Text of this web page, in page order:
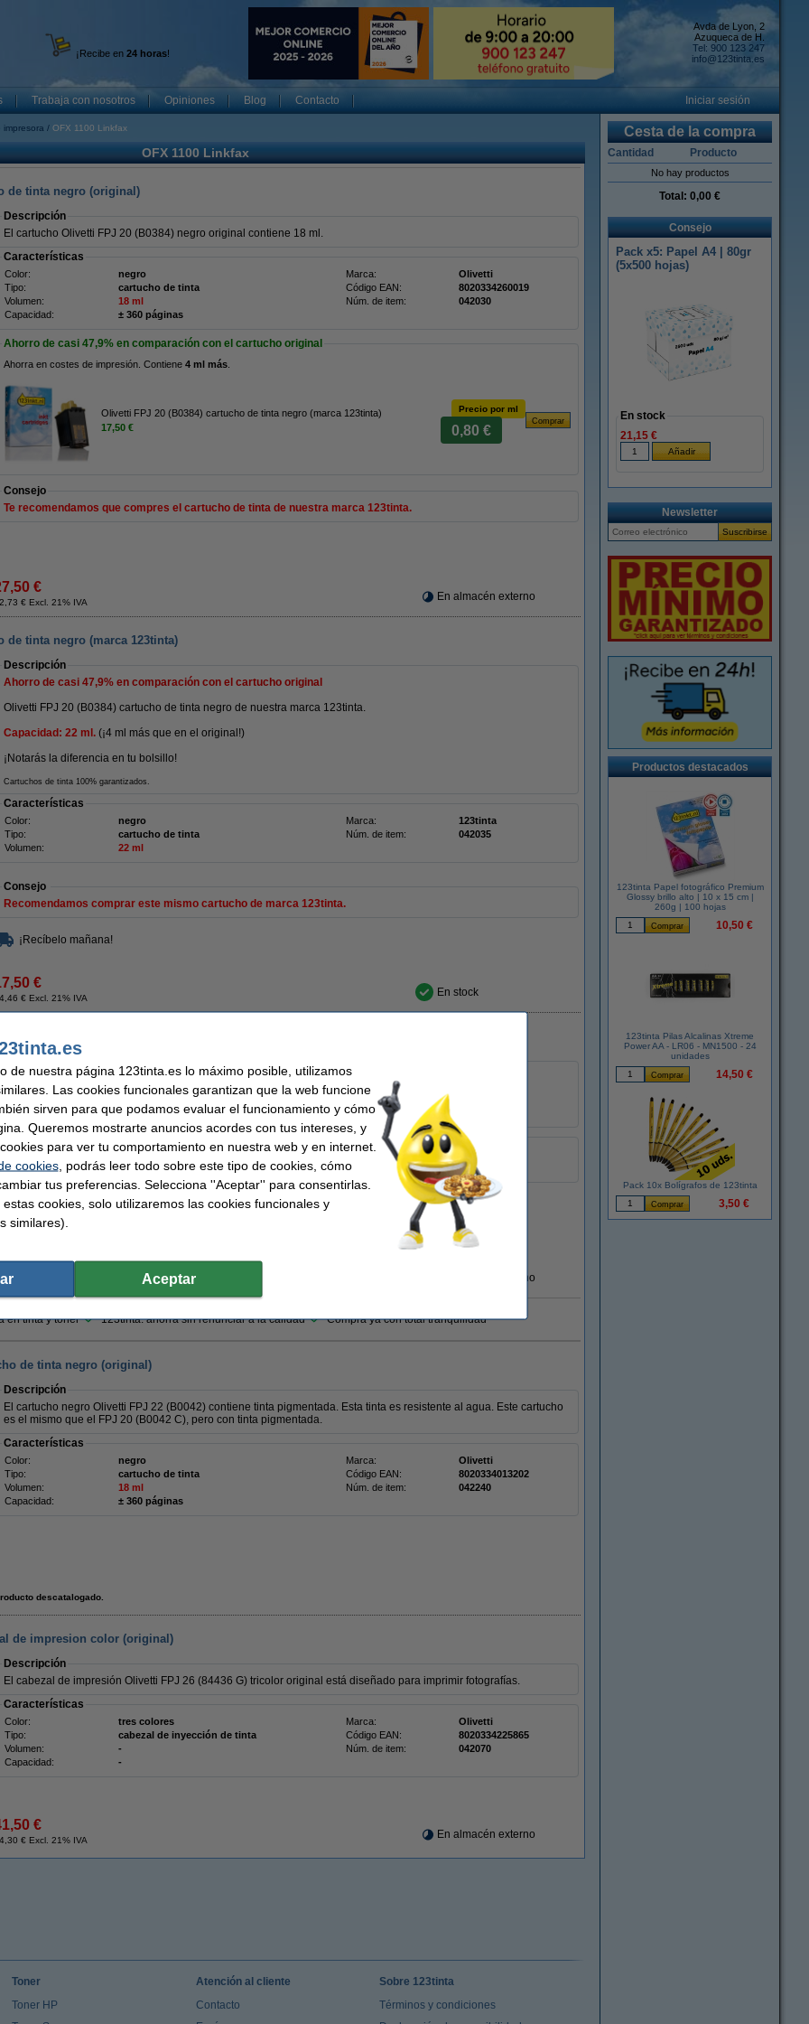
¡Recibe en 24 horas!
Avda de Lyon, 2
Azuqueca de H.
Tel: 900 123 247
info@123tinta.es
Trabaja con nosotros Opiniones Blog Contacto Iniciar sesión
impresora OFX 1100 Linkfax
OFX 1100 Linkfax
de tinta negro (original)
Descripción
El cartucho Olivetti FPJ 20 (B0384) negro original contiene 18 ml.
Características
Color: negro Marca:
Olivetti
Tipo:
cartucho de tinta Código EAN:
8020334260019
Volumen:
18 ml Núm. de item:
042030
Capacidad:
± 360 páginas
Ahorro de casi 47,9% en comparación con el cartucho original
Ahorra en costes de impresión. Contiene 4 ml más
Olivetti FPJ 20 (B0384) cartucho de tinta negro (marca 123tinta)
17,50 €
Precio por ml
0,80 €
Consejo
Te recomendamos que compres el cartucho de tinta de nuestra marca 123tinta.
€
€ Excl. 21% IVA En almacén externo
de tinta negro (marca 123tinta)
Descripción
Ahorro de casi 47,9% en comparación con el cartucho original
Olivetti FPJ 20 (B0384) cartucho de tinta negro de nuestra marca 123tinta.
Capacidad: 22 ml. (¡4 ml más que en el original!)
¡Notarás la diferencia en tu bolsillo!
Cartuchos de tinta 100% garantizados.
Características
Color: negro Marca:
123tinta
Tipo:
cartucho de tinta Núm. de item:
042035
Volumen:
22 ml
Consejo
Recomendamos comprar este mismo cartucho de marca 123tinta.
¡Recíbelo mañana!
€
€ Excl. 21% IVA En stock
(marca 123tinta)
2 x Olivetti FPJ 20 (B0384) negrocapacidad 22 ml. (marca 123tinta).
¡Ahora mucho más barato!
Cartuchos de tinta 100% garantizados.
Características
Color: negro y color Modelo:
Doublepack
Volumen:
44 ml
€ Excl. 21% IVA En almacén externo
en tinta y tóner 123tinta: ahorra sin renunciar a la calidad Compra ya con total tranquilidad
de tinta negro (original)
Descripción
El cartucho negro Olivetti FPJ 22 (B0042) contiene tinta pigmentada. Esta tinta es resistente al agua. Este cartucho
es el mismo que el FPJ 20 (B0042 C), pero con tinta pigmentada.
Características
Color: negro Marca:
Olivetti
Tipo:
cartucho de tinta Código EAN:
8020334013202
Volumen:
18 ml Núm. de item:
042240
Capacidad:
± 360 páginas
descatalogado.
de impresion color (original)
Descripción
El cabezal de impresión Olivetti FPJ 26 (84436 G) tricolor original está diseñado para imprimir fotografías.
Características
Color: tres colores Marca:
Olivetti
Tipo:
cabezal de inyección de tinta Código EAN:
8020334225865
Volumen:
- Núm. de item:
042070
Capacidad:
-
€
€ Excl. 21% IVA En almacén externo
Cesta de la compra
Cantidad Producto
No hay productos
Total: 0,00 €
Consejo
Pack x5: Papel A4 | 80gr
(5x500 hojas)
En stock
21,15 €
Newsletter
Productos destacados
123tinta Papel fotográfico Premium
Glossy brillo alto | 10 x 15 cm |
260g | 100 hojas
10,50 €
123tinta Pilas Alcalinas Xtreme
Power AA - LR06 - MN1500 - 24
unidades
14,50 €
Pack 10x Bolígrafos de 123tinta
3,50 €
Toner
Toner HP
Atención al cliente
Contacto
Sobre 123tinta
Términos y condiciones
de nuestra página 123tinta.es lo máximo posible, utilizamos
Las cookies funcionales garantizan que la web funcione
sirven para que podamos evaluar el funcionamiento y cómo
Queremos mostrarte anuncios acordes con tus intereses, y
para ver tu comportamiento en nuestra web y en internet.
cookies, podrás leer todo sobre este tipo de cookies, cómo
tus preferencias. Selecciona ''Aceptar'' para consentirlas.
cookies, solo utilizaremos las cookies funcionales y
similares).
Aceptar